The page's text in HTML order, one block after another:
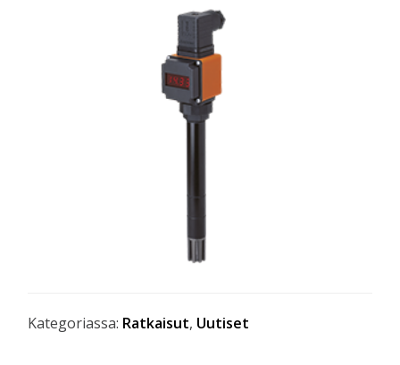
Kategoriassa: Ratkaisut, Uutiset